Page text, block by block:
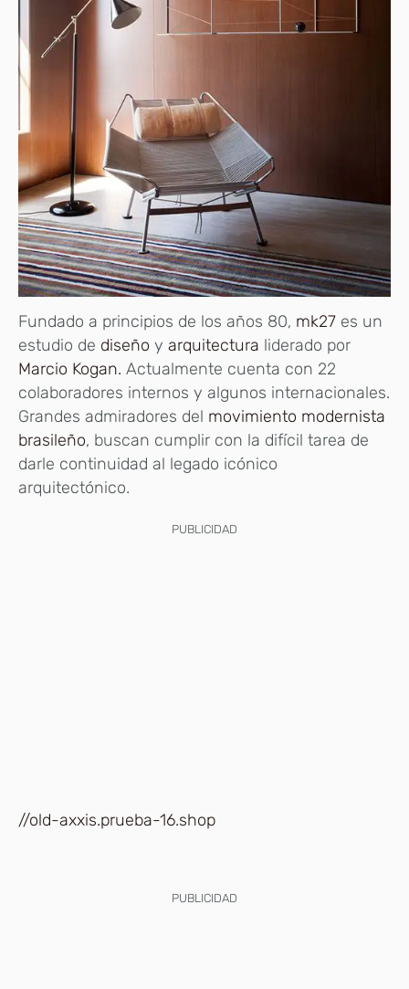
Fundado a principios de los años 80, mk27 es un
estudio de diseño y arquitectura liderado por
Marcio Kogan. Actualmente cuenta con 22
colaboradores internos y algunos internacionales.
Grandes admiradores del movimiento modernista
brasileño, buscan cumplir con la difícil tarea de
darle continuidad al legado icónico
arquitectónico.
PUBLICIDAD
//old-axxis.prueba-16.shop
PUBLICIDAD